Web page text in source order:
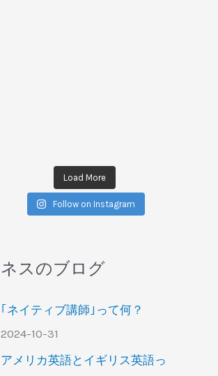
Load More
Follow on Instagram
ネスのブログ
｢ネイティブ講師｣って何？
2024-10-31
アメリカ英語とイギリス英語っ